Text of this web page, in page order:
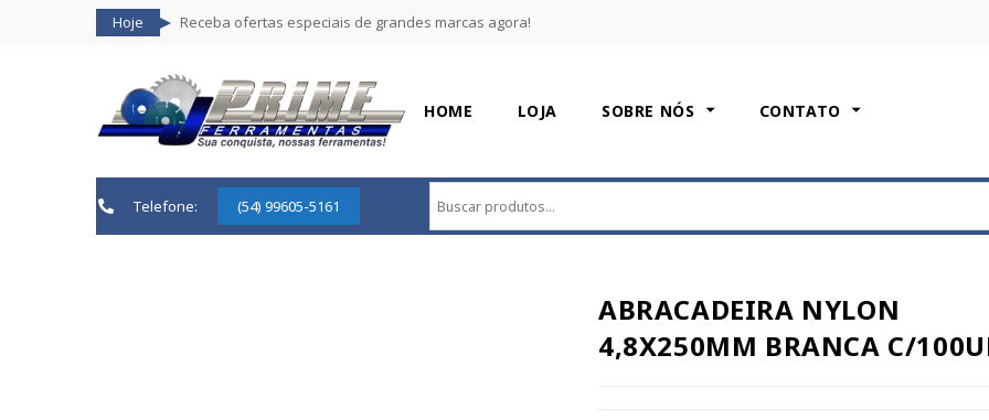
Hoje Receba ofertas especiais de grandes marcas agora!
HOME LOJA SOBRE NÓS CONTATO
Telefone: (54) 99605-5161
ABRACADEIRA NYLON
4,8X250MM BRANCA C/